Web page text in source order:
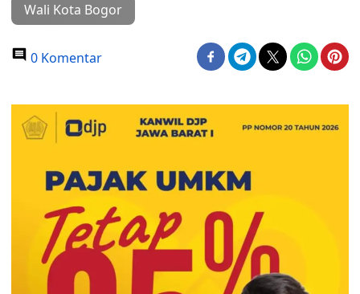
Wali Kota Bogor
0 Komentar